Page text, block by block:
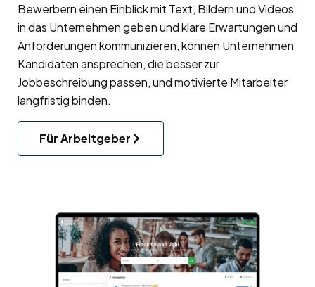
Bewerbern einen Einblick mit Text, Bildern und Videos
in das Unternehmen geben und klare Erwartungen und
Anforderungen kommunizieren, können Unternehmen
Kandidaten ansprechen, die besser zur
Jobbeschreibung passen, und motivierte Mitarbeiter
langfristig binden.
Für Arbeitgeber